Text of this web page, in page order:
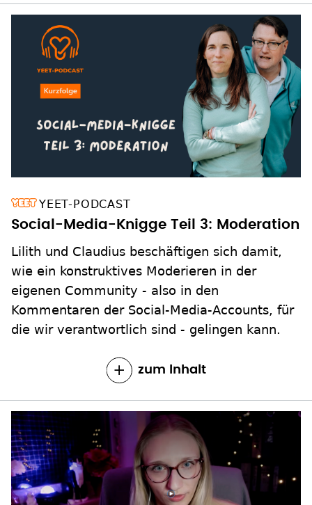
YEET-PODCAST
Social-Media-Knigge Teil 3: Moderation
Lilith und Claudius beschäftigen sich damit,
wie ein konstruktives Moderieren in der
eigenen Community - also in den
Kommentaren der Social-Media-Accounts, für
die wir verantwortlich sind - gelingen kann.
zum Inhalt